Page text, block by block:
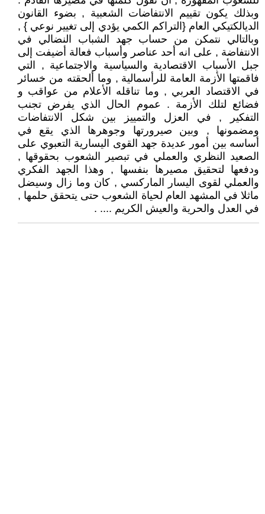
وبذلك يكون تقييم الانتفاضات الشعبية , بضوء القانون
الديالكتيكي العام {التراكم الكمي يؤدي إلى تغيير نوعي } ,
وبالتالي نتمكن من حساب جهد الشباب النضالي في
الانتفاضة , على انه أحد عناصر وأسباب فعالة أضيفت إلى
جبل الأسباب الاقتصادية والسياسية والاجتماعية , التي
فاقمتها الأزمة العامة للرأسمالية , وما ألحقته من خسائر
في الاقتصاد العربي , وما تناقله الأعلام من عواقب و
فضائع لتلك الأزمة . عموم الحال الذي يفرض تجنب
التفكير , في العزل والتمييز بين شكل الانتفاضات
ومضمونها , وبين صيرورتها وجوهرها الذي يقع في
أساسه بين أمور عديدة جهد القوى اليسارية التعبوي على
الصعيد النظري والعملي في تبصير الشعوب بحقوقها ,
ودفعها لتحقيق مصيرها بنفسها , وهذا الجهد الفكري
والعملي لقوى اليسار الماركسي , كان وما زال وسيضل
ماثلا في المشهد العام لحياة الشعوب حتى يتحقق حلمها ,
في العدل والحرية والعيش الكريم .... .